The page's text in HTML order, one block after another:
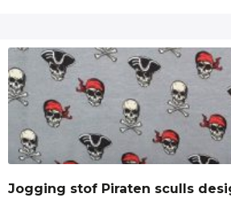
Jogging stof Piraten sculls